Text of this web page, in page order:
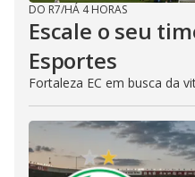
DO R7/HÁ 4 HORAS
Escale o seu
Esportes
Fortaleza EC em busca da